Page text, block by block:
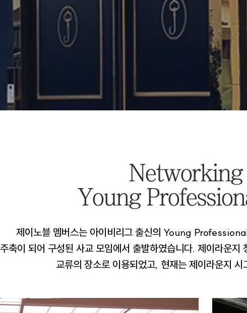
Networking
Young
제이노블 멤버스는 아이비리그 출신의 Young
주축이 되어 구성된 사교 모임에서 출발하였습니다. 제이라운지
교류의 장소로 이용되었고, 현재는 제이라운지